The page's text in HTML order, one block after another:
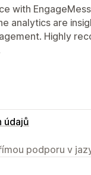
with
analytics are
Highly
údajů
podporu v